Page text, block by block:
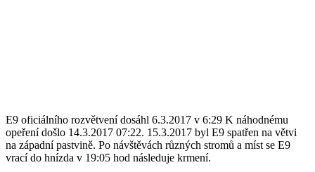
E9 oficiálního rozvětvení dosáhl 6.3.2017 v 6:29 K náhodnému
opeření došlo 14.3.2017 07:22. 15.3.2017 byl E9 spatřen na větvi
na západní pastvině. Po návštěvách různých stromů a míst se E9
vrací do hnízda v 19:05 hod následuje krmení.